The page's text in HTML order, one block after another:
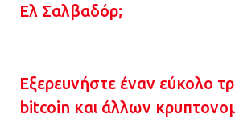
Ελ Σαλβαδόρ;
Εξερευνήστε έναν εύκολο
bitcoin και άλλων